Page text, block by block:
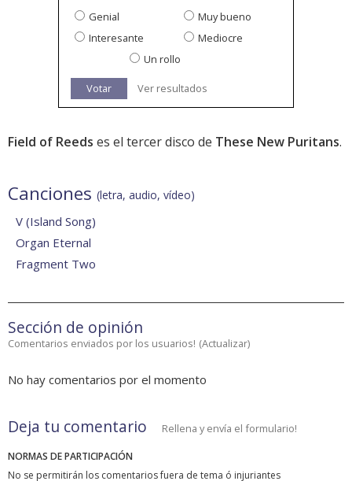
Genial
Muy bueno
Interesante
Mediocre
Un rollo
Votar Ver resultados
Field of Reeds es el tercer disco de These New Puritans.
Canciones (letra, audio, vídeo)
V (Island Song)
Organ Eternal
Fragment Two
Sección de opinión
Comentarios enviados por los usuarios! (Actualizar)
No hay comentarios por el momento
Deja tu comentario Rellena y envía el formulario!
NORMAS DE PARTICIPACIÓN
No se permitirán los comentarios fuera de tema ó injuriantes